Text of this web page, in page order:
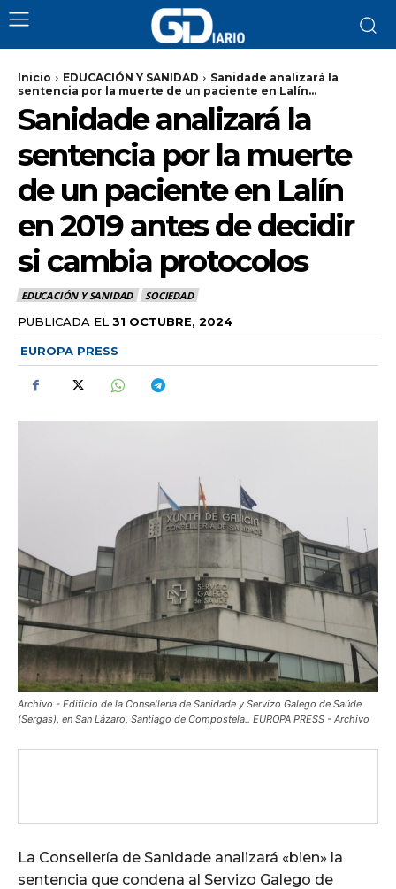
Inicio EDUCACIÓN Y SANIDAD
Sanidade analizará la
sentencia por la muerte de un paciente en Lalín...
Sanidade analizará la
sentencia por la muerte
de un paciente en Lalín
en 2019 antes de decidir
si cambia protocolos
EDUCACIÓN Y SANIDAD SOCIEDAD
PUBLICADA EL 31 OCTUBRE, 2024
EUROPA PRESS
Archivo - Edificio de la Consellería de Sanidade y Servizo Galego de Saúde
(Sergas), en San Lázaro, Santiago de Compostela.. EUROPA PRESS - Archivo
La Consellería de Sanidade analizará «bien» la
sentencia que condena al Servizo Galego de